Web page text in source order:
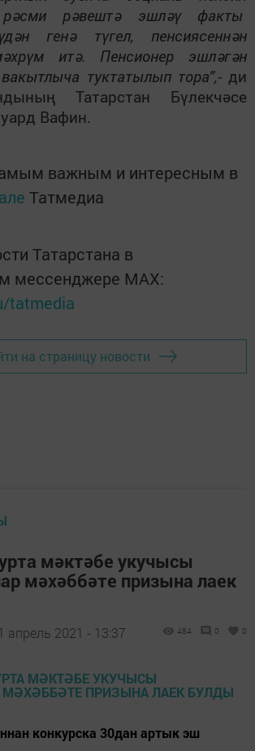
рәсми рәвештә эшләү факты
генә түгел, пенсиясеннән
итә. Пенсионер эшләгән
туктатылып тора”,-ди
Татарстан Бүлекчәсе
Вафин.
важным и интересным в
Татмедиа
Татарстана в
мессенджере MАХ:
tatmedia
на страницу новости
мәктәбе укучысы
мәхәббәте призына лаек
апрель 2021 - 13:37 484 0 0
конкурска 30дан артык эш